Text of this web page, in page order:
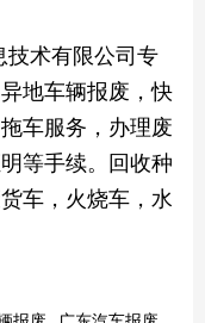
技术有限公司专
地车辆报废，快
车服务，办理废
等手续。回收种
车，火烧车，水